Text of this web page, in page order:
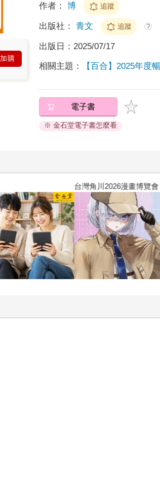
加購
作者： 博 追蹤
出版社： 青文 追蹤 ?
出版日： 2025/07/17
相關主題： 【百合】2025年度
電子書
※ 金石堂電子書怎麼看
台灣角川2026漫畫博覽會